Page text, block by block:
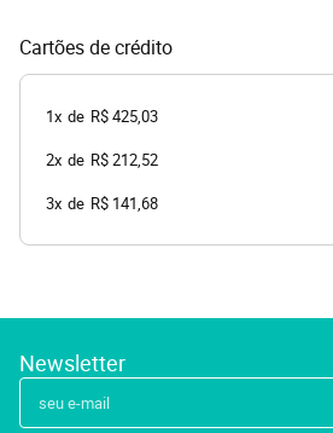
Cartões de crédito
1x de R$ 425,03
2x de R$ 212,52
3x de R$ 141,68
Newsletter